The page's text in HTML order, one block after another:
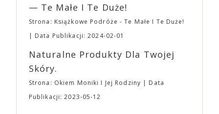
— Te Małe I Te Duże!
Strona: Książkowe Podróże - Te Małe I Te Duże!
Data Publikacji: 2024-02-01
Naturalne Produkty Dla Twojej
Skóry.
Strona: Okiem Moniki I Jej Rodziny
Data
Publikacji: 2023-05-12